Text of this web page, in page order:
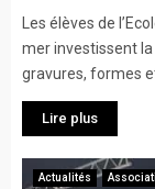
Les élèves de
mer investissent la
gravures, formes
Lire plus
Actualités